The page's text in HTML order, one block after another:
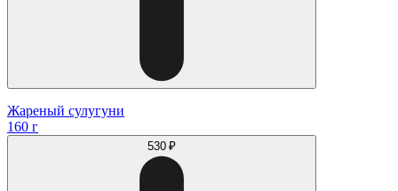
Жареный сулугуни
160 г
530 ₽